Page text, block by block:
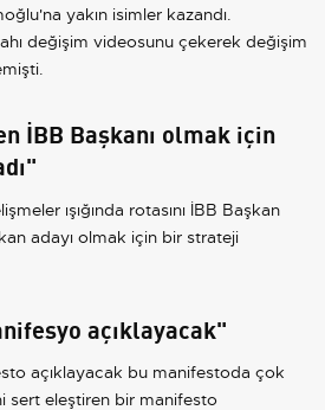
yakın isimler kazandı.
değişim videosunu çekerek değişim
İBB Başkanı olmak için
ışığında rotasını İBB Başkan
adayı olmak için bir strateji
açıklayacak"
açıklayacak bu manifestoda çok
sert eleştiren bir manifesto